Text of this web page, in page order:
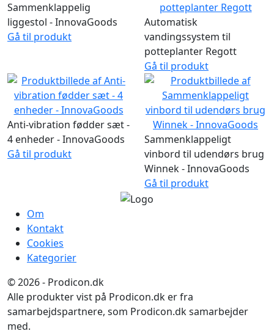
Sammenklappelig
liggestol - InnovaGoods
Gå til produkt
Automatisk
vandingssystem til
potteplanter Regott
Gå til produkt
Anti-vibration fødder sæt -
4 enheder - InnovaGoods
Gå til produkt
Sammenklappeligt
vinbord til udendørs brug
Winnek - InnovaGoods
Gå til produkt
Om
Kontakt
Cookies
Kategorier
© 2026 - Prodicon.dk
Alle produkter vist på Prodicon.dk er fra
samarbejdspartnere, som Prodicon.dk samarbejder
med.